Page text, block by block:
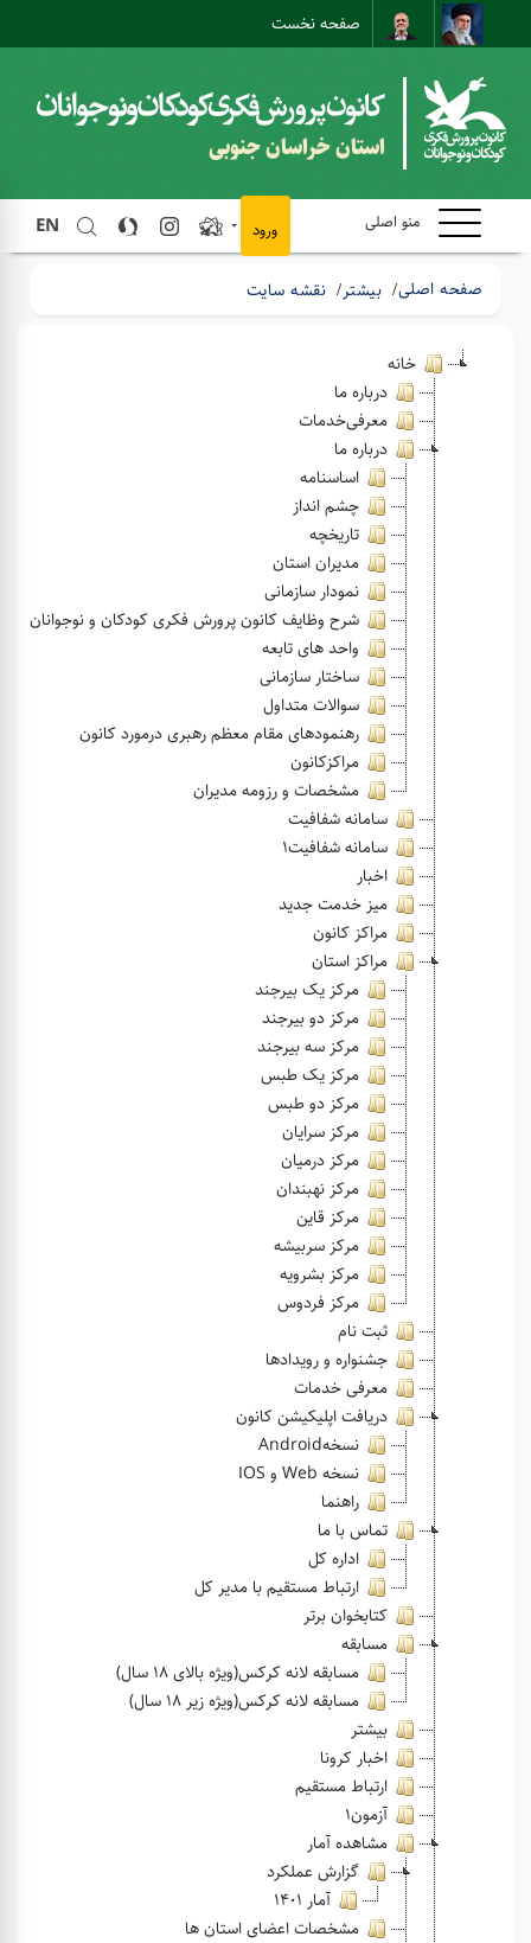
صفحه نخست
نقشه سایت
ارتباط مستقیم
استان خراسان جنوبی
منو اصلی EN ورود
صفحه اصلی بیشتر نقشه سایت
خانه
درباره ما
معرفی‌خدمات
درباره ما
اساسنامه
چشم انداز
تاریخچه
مدیران استان
نمودار سازمانی
شرح وظایف کانون پرورش فکری کودکان و نوجوانان
واحد های تابعه
ساختار سازمانی
سوالات متداول
رهنمودهای مقام معظم رهبری درمورد کانون
مراکز‌کانون
مشخصات‌ و رزومه مدیران
سامانه شفافیت
سامانه شفافیت1
اخبار
میز خدمت جدید
مراکز کانون
مراکز استان
مرکز یک بیرجند
مرکز دو بیرجند
مرکز سه بیرجند
مرکز یک طبس
مرکز دو طبس
مرکز سرایان
مرکز درمیان
مرکز نهبندان
مرکز قاین
مرکز سربیشه
مرکز بشرویه
مرکز فردوس
ثبت نام
جشنواره و رویدادها
معرفی خدمات
دریافت اپلیکیشن کانون
نسخهAndroid
نسخه Web و IOS
راهنما
تماس با ما
اداره کل
ارتباط مستقیم با مدیر کل
کتابخوان برتر
مسابقه
مسابقه لانه کرکس(ویژه بالای 18 سال)
مسابقه لانه کرکس(ویژه زیر 18 سال)
بیشتر
اخبار کرونا
ارتباط مستقیم
آزمون1
مشاهده آمار
گزارش عملکرد
آمار 1401
مشخصات اعضای استان ها